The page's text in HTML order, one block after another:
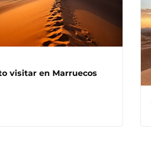
visitar en Marruecos